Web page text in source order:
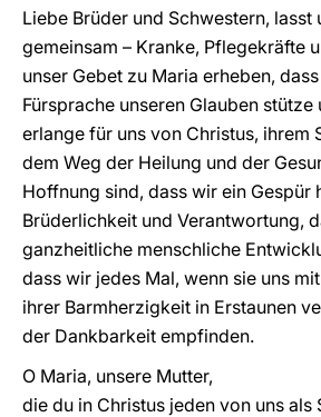
Liebe Brüder und Schwestern, lasst
gemeinsam – Kranke, Pflegekräfte
unser Gebet zu Maria erheben,
Fürsprache unseren Glauben stütze
erlange für uns von Christus, ihrem
dem Weg der Heilung und der
Hoffnung sind, dass wir ein Gespür
Brüderlichkeit und Verantwortung,
ganzheitliche menschliche
dass wir jedes Mal, wenn sie uns
ihrer Barmherzigkeit in Erstaunen
der Dankbarkeit empfinden.
O Maria, unsere Mutter,
die du in Christus jeden von uns als